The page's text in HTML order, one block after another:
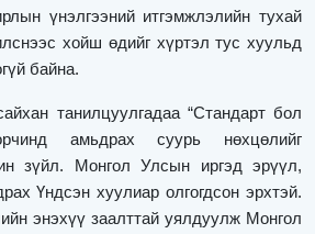
үнэлгээний итгэмжлэлийн тухай
хойш өдийг хүртэл тус хуульд
байна.
танилцуулгадаа “Стандарт бол
амьдрах суурь нөхцөлийг
зүйл. Монгол Улсын иргэд эрүүл,
Үндсэн хуулиар олгогдсон эрхтэй.
энэхүү заалттай уялдуулж Монгол